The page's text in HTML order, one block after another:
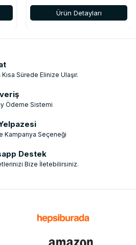
Ürün Detayları
Sürede Elinize Ulaşır.
Ödeme Sistemi
Kampanya Seçeneği
Destek
Bize İletebilirsiniz.